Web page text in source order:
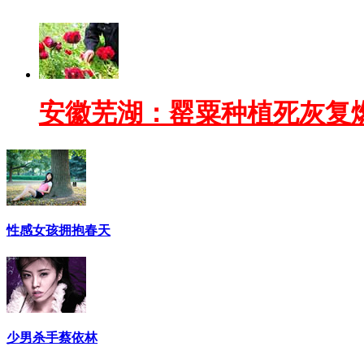
安徽芜湖：罂粟种植死灰复
性感女孩拥抱春天
少男杀手蔡依林